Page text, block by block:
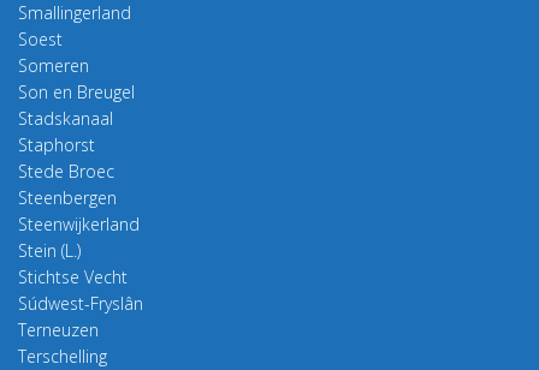
Smallingerland
Soest
Someren
Son en Breugel
Stadskanaal
Staphorst
Stede Broec
Steenbergen
Steenwijkerland
Stein (L.)
Stichtse Vecht
Súdwest-Fryslân
Terneuzen
Terschelling